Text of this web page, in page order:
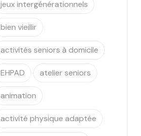
jeux intergénérationnels
bien vieillir
activités seniors à domicile
EHPAD atelier seniors
animation
activité physique adaptée